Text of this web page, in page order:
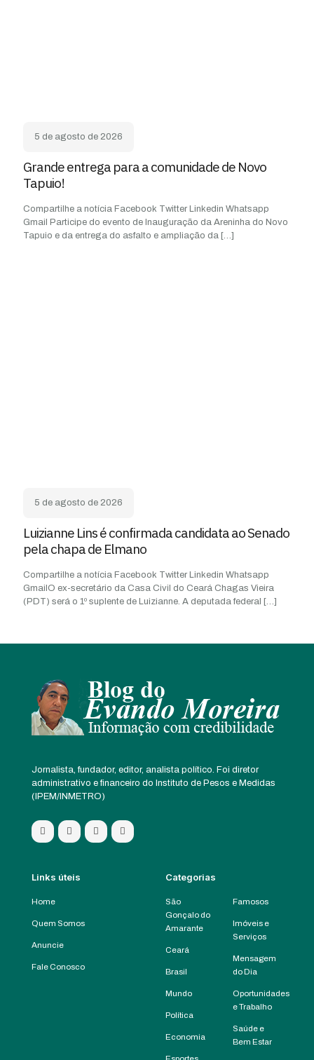
5 de agosto de 2026
Grande entrega para a comunidade de Novo
Tapuio!
Compartilhe a notícia Facebook Twitter Linkedin Whatsapp
Gmail Participe do evento de Inauguração da Areninha do Novo
Tapuio e da entrega do asfalto e ampliação da […]
5 de agosto de 2026
Luizianne Lins é confirmada candidata ao Senado
pela chapa de Elmano
Compartilhe a notícia Facebook Twitter Linkedin Whatsapp
GmailO ex-secretário da Casa Civil do Ceará Chagas Vieira
(PDT) será o 1º suplente de Luizianne. A deputada federal […]
Jornalista, fundador, editor, analista político. Foi diretor
administrativo e financeiro do Instituto de Pesos e Medidas
(IPEM/INMETRO)
Links úteis
Home
Quem Somos
Anuncie
Fale Conosco
Categorias
São
Gonçalo do
Amarante
Ceará
Brasil
Mundo
Política
Economia
Famosos
Imóveis e
Serviços
Mensagem
do Dia
Oportunidades
e Trabalho
Saúde e
Bem Estar